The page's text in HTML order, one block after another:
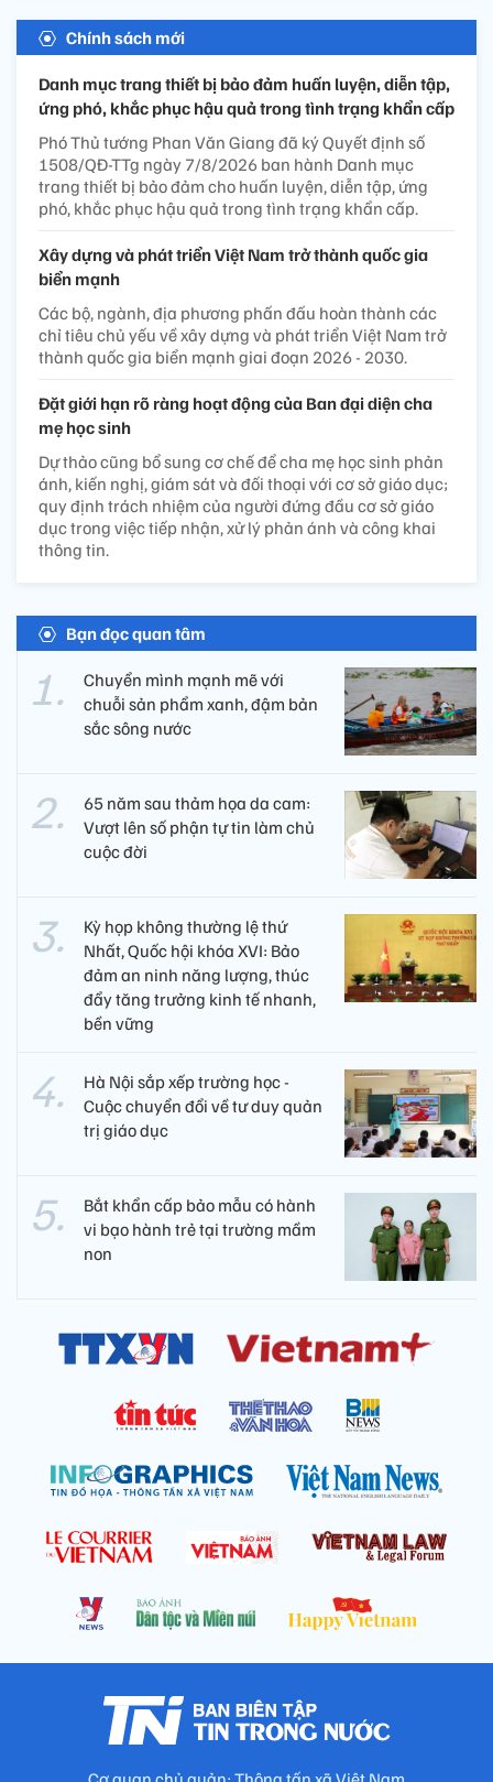
Chính sách mới
Danh mục trang thiết bị bảo đảm huấn luyện, diễn tập,
ứng phó, khắc phục hậu quả trong tình trạng khẩn cấp
Phó Thủ tướng Phan Văn Giang đã ký Quyết định số
1508/QĐ-TTg ngày 7/8/2026 ban hành Danh mục
trang thiết bị bảo đảm cho huấn luyện, diễn tập, ứng
phó, khắc phục hậu quả trong tình trạng khẩn cấp.
Xây dựng và phát triển Việt Nam trở thành quốc gia
biển mạnh
Các bộ, ngành, địa phương phấn đấu hoàn thành các
chỉ tiêu chủ yếu về xây dựng và phát triển Việt Nam trở
thành quốc gia biển mạnh giai đoạn 2026 - 2030.
Đặt giới hạn rõ ràng hoạt động của Ban đại diện cha
mẹ học sinh
Dự thảo cũng bổ sung cơ chế để cha mẹ học sinh phản
ánh, kiến nghị, giám sát và đối thoại với cơ sở giáo dục;
quy định trách nhiệm của người đứng đầu cơ sở giáo
dục trong việc tiếp nhận, xử lý phản ánh và công khai
thông tin.
Bạn đọc quan tâm
Chuyển mình mạnh mẽ với
chuỗi sản phẩm xanh, đậm bản
sắc sông nước
65 năm sau thảm họa da cam:
Vượt lên số phận tự tin làm chủ
cuộc đời
Kỳ họp không thường lệ thứ
Nhất, Quốc hội khóa XVI: Bảo
đảm an ninh năng lượng, thúc
đẩy tăng trưởng kinh tế nhanh,
bền vững
Hà Nội sắp xếp trường học -
Cuộc chuyển đổi về tư duy quản
trị giáo dục
Bắt khẩn cấp bảo mẫu có hành
vi bạo hành trẻ tại trường mầm
non